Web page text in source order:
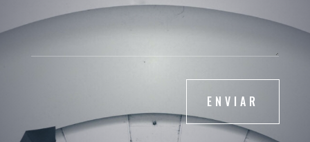
ENVIAR